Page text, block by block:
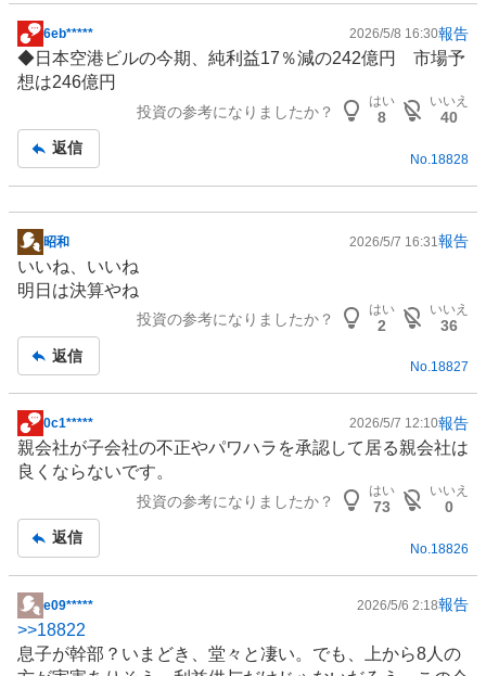
掲
示
板
6eb***** 2026/5/8 16:30報告
◆日本空港ビルの今期、純利益17％減の242億円 市場予
想は246億円
投資の参考になりましたか？
はい
8
いいえ
40
返信
No. 18828
掲
示
板
昭和 2026/5/7 16:31 報告
いいね、いいね
明日は決算やね
投資の参考になりましたか？
はい
2
いいえ
36
返信
No.18827
掲
示
板
0c1***** 2026/5/7 12:10報告
親会社が子会社の不正やパワハラを承認して居る親会社は
良くならないです。
投資の参考になりましたか？
はい
73
いいえ
0
返信
No. 18826
掲
示
板
e09***** 2026/5/6 2:18報告
>>18822
息子が幹部？いまどき、堂々と凄い。でも、上から8人の